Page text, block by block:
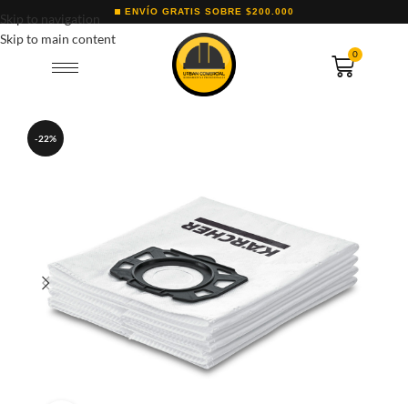
Skip to navigation
Skip to main content
ENVÍO GRATIS SOBRE $200.000
0
-22%